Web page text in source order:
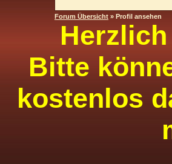
Forum Übersicht » Profil ansehen
Bitte
kostenlos